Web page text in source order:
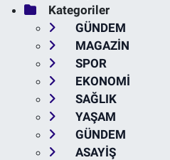
Kategoriler
GÜNDEM
MAGAZİN
SPOR
EKONOMİ
SAĞLIK
YAŞAM
GÜNDEM
ASAYİŞ